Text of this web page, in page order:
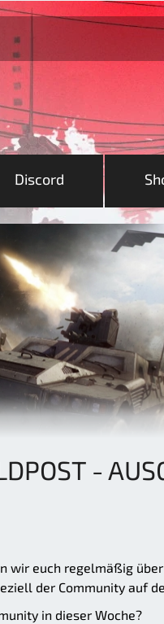
Discord
-
wir euch regelmäßig
der Community auf
in dieser Woche?